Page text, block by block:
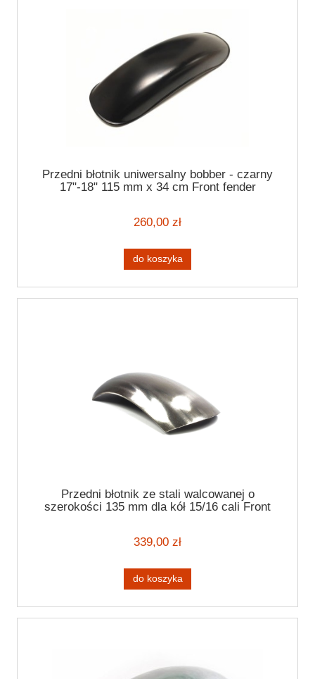
Przedni błotnik uniwersalny bobber - czarny
17"-18" 115 mm x 34 cm Front fender
260,00 zł
do koszyka
Przedni błotnik ze stali walcowanej o
szerokości 135 mm dla kół 15/16 cali Front
339,00 zł
do koszyka